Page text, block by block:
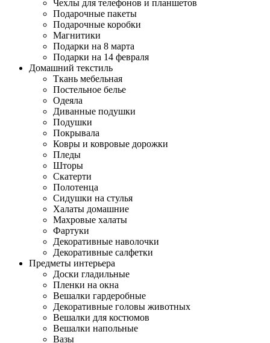
Чехлы для телефонов и планшетов
Подарочные пакеты
Подарочные коробки
Магнитики
Подарки на 8 марта
Подарки на 14 февраля
Домашний текстиль
Ткань мебельная
Постельное белье
Одеяла
Диванные подушки
Подушки
Покрывала
Ковры и ковровые дорожки
Пледы
Шторы
Скатерти
Полотенца
Сидушки на стулья
Халаты домашние
Махровые халаты
Фартуки
Декоративные наволочки
Декоративные салфетки
Предметы интерьера
Доски гладильные
Пленки на окна
Вешалки гардеробные
Декоративные головы животных
Вешалки для костюмов
Вешалки напольные
Вазы